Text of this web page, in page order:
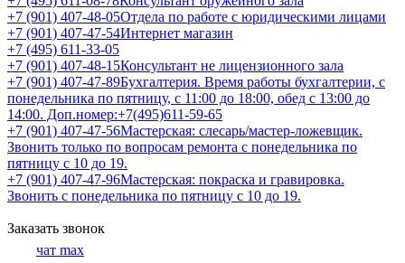
+7 (901) 407-48-05Отдела по работе с юридическими лицами
+7 (901) 407-47-54Интернет магазин
+7 (495) 611-33-05
+7 (901) 407-48-15Консультант не лицензионного зала
+7 (901) 407-47-89Бухгалтерия. Время работы бухгалтерии, с
понедельника по пятницу, с 11:00 до 18:00, обед с 13:00 до
14:00. Доп.номер:+7(495)611-59-65
+7 (901) 407-47-56Мастерская: слесарь/мастер-ложевщик.
Звонить только по вопросам ремонта с понедельника по
пятницу с 10 до 19.
+7 (901) 407-47-96Мастерская: покраска и гравировка.
Звонить с понедельника по пятницу с 10 до 19.
Заказать звонок
чат max